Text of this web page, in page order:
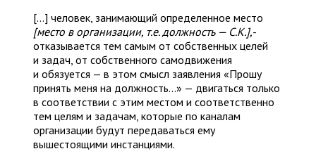
[…] человек, занимающий определенное место
[место в организации, т.е. должность — С.К.],­
отказывается тем самым от собственных целей
и задач, от собственного самодвижения
и обязуется — в этом смысл заявления «Прошу
принять меня на должность…» — двигаться только
в соответствии с этим местом и соответственно
тем целям и задачам, которые по каналам
организации будут передаваться ему
вышестоящими инстанциями.